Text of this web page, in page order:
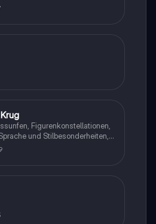
Figurenkonstellationen,
und Stilbesonderheiten,
Interpretation